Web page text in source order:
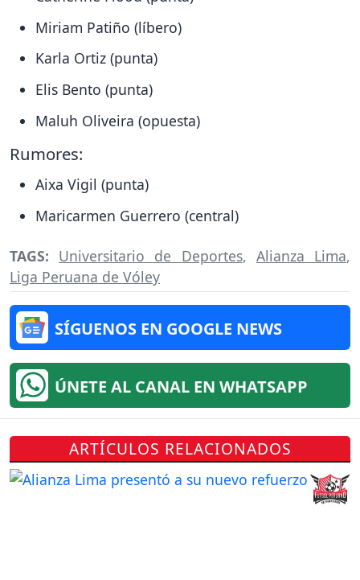
Miriam Patiño (líbero)
Karla Ortiz (punta)
Elis Bento (punta)
Maluh Oliveira (opuesta)
Rumores:
Aixa Vigil (punta)
Maricarmen Guerrero (central)
TAGS: Universitario de Deportes, Alianza Lima,
Liga Peruana de Vóley
SÍGUENOS EN GOOGLE NEWS
ÚNETE AL CANAL EN WHATSAPP
ARTÍCULOS RELACIONADOS